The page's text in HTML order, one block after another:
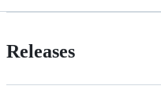
Releases